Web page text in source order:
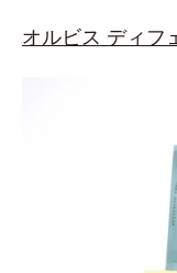
オルビス ディフ